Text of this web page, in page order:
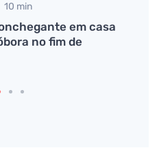
10 min
em casa
no fim de